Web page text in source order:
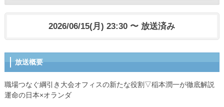
2026/06/15(月) 23:30 〜 放送済み
放送概要
職場つなぐ綱引き大会オフィスの新たな役割▽稲本潤一が徹底解説
運命の日本×オランダ